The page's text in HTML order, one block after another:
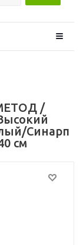
МЕТОД /
Синарп
см